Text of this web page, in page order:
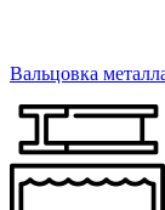
Вальцовка